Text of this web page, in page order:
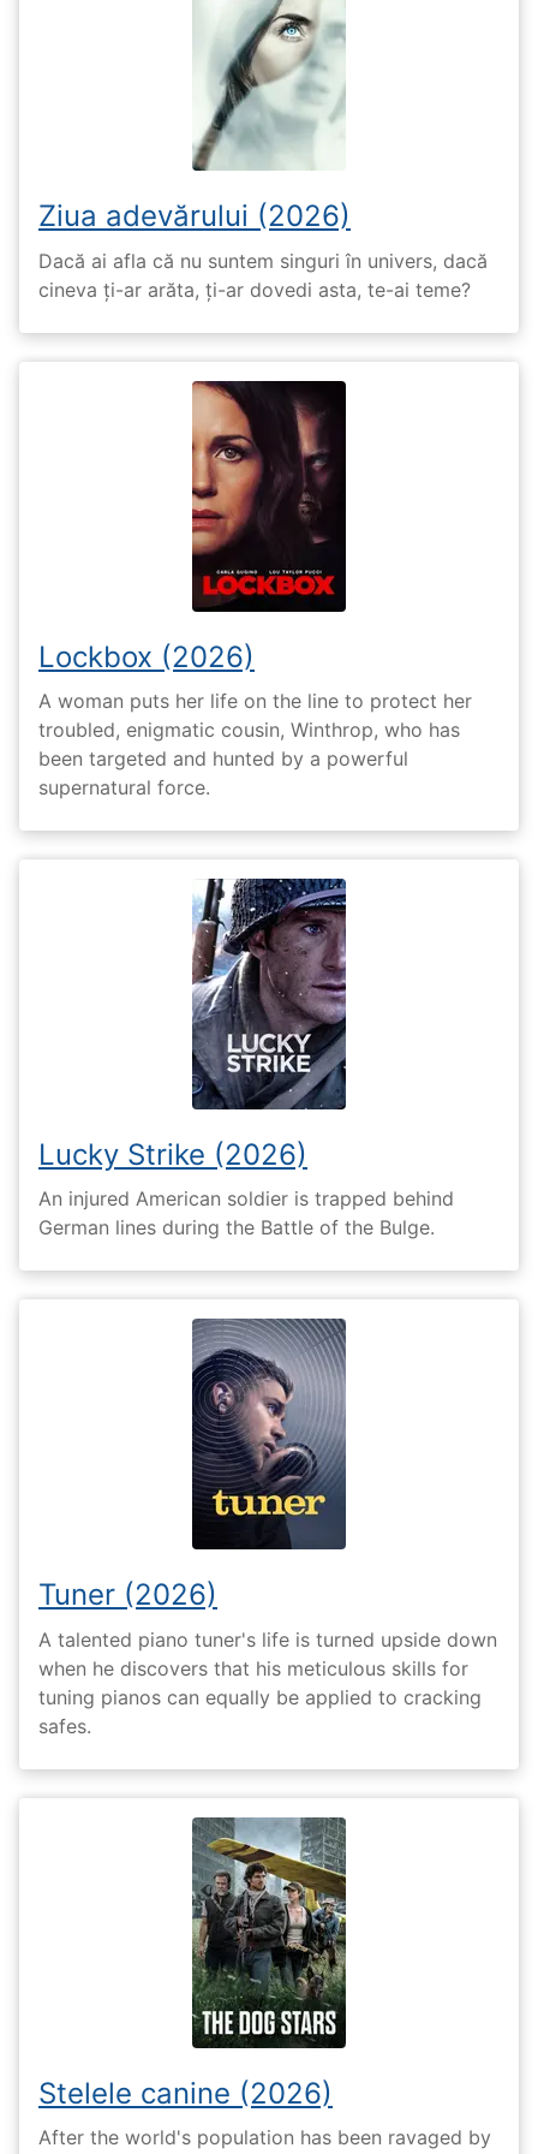
Ziua adevărului (2026)
Dacă ai afla că nu suntem singuri în univers, dacă
cineva ți-ar arăta, ți-ar dovedi asta, te-ai teme?
Lockbox (2026)
A woman puts her life on the line to protect her
troubled, enigmatic cousin, Winthrop, who has
been targeted and hunted by a powerful
supernatural force.
Lucky Strike (2026)
An injured American soldier is trapped behind
German lines during the Battle of the Bulge.
Tuner (2026)
A talented piano tuner's life is turned upside down
when he discovers that his meticulous skills for
tuning pianos can equally be applied to cracking
safes.
Stelele canine (2026)
After the world's population has been ravaged by